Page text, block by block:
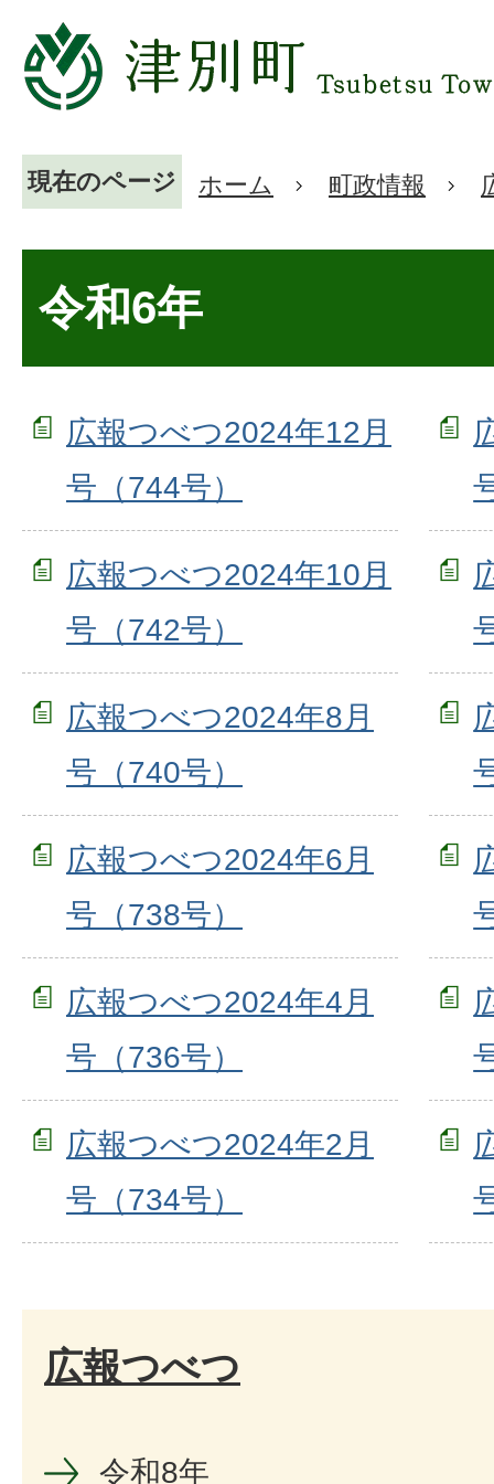
現在のページ ホーム 町政情報
令和6年
広報つべつ2024年12月
号（744号）
広報つべつ2024年10月
号（742号）
広報つべつ2024年8月
号（740号）
広報つべつ2024年6月
号（738号）
広報つべつ2024年4月
号（736号）
広報つべつ2024年2月
号（734号）
広報つべつ
令和8年